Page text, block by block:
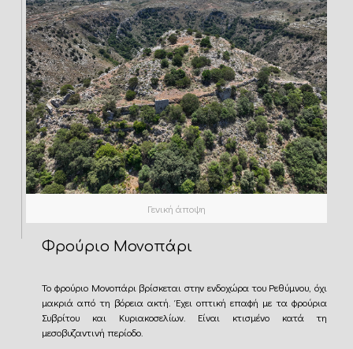
Γενική άποψη
Φρούριο Μονοπάρι
Το φρούριο Μονοπάρι βρίσκεται στην ενδοχώρα του Ρεθύμνου, όχι
μακριά από τη βόρεια ακτή.Έχει οπτική επαφή με τα φρούρια
Συβρίτου και Κυριακοσελίων. Είναι κτισμένο κατά τη
μεσοβυζαντινή περίοδο.